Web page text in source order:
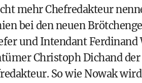
mehr Chefredakteur
bei den neuen
und Intendant
Christoph Dichand
So wie Nowak